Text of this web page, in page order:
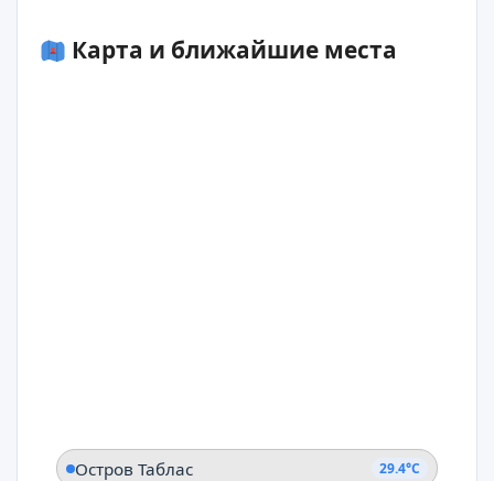
Карта и ближайшие места
Остров Таблас 29.4°C